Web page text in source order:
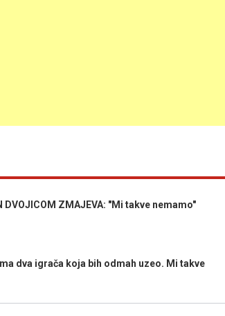
DVOJICOM ZMAJEVA: "Mi takve nemamo"
ima dva igrača koja bih odmah uzeo. Mi takve